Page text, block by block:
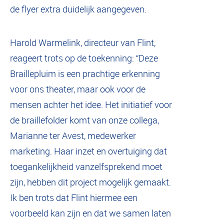
de flyer extra duidelijk aangegeven.
Harold Warmelink, directeur van Flint,
reageert trots op de toekenning: “Deze
Braillepluim is een prachtige erkenning
voor ons theater, maar ook voor de
mensen achter het idee. Het initiatief voor
de braillefolder komt van onze collega,
Marianne ter Avest, medewerker
marketing. Haar inzet en overtuiging dat
toegankelijkheid vanzelfsprekend moet
zijn, hebben dit project mogelijk gemaakt.
Ik ben trots dat Flint hiermee een
voorbeeld kan zijn en dat we samen laten